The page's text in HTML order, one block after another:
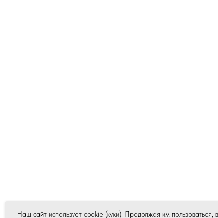
Наш сайт использует cookie (куки). Продолжая им пользоваться,